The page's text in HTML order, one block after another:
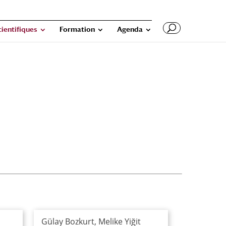
Formation Agenda
Gülay Bozkurt, Melike Yiğit